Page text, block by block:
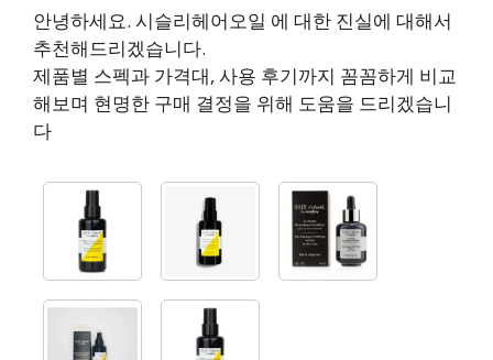
안녕하세요. 시슬리헤어오일 에 대한 진실에 대해서
추천해드리겠습니다.
제품별 스펙과 가격대, 사용 후기까지 꼼꼼하게 비교
해보며 현명한 구매 결정을 위해 도움을 드리겠습니
다